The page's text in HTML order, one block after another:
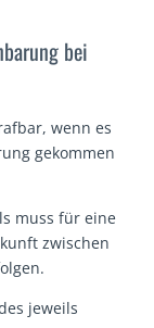
bei
wenn es
gekommen
muss für eine
zwischen
jeweils